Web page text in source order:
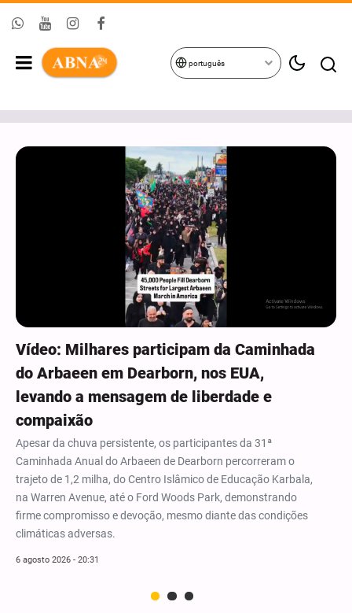
português
Vídeo: Milhares participam da Caminhada
do Arbaeen em Dearborn, nos EUA,
levando a mensagem de liberdade e
compaixão
Apesar da chuva persistente, os participantes da 31ª
Caminhada Anual do Arbaeen de Dearborn percorreram o
trajeto de 1,2 milha, do Centro Islâmico de Educação Karbala,
na Warren Avenue, até o Ford Woods Park, demonstrando
firme compromisso e devoção, mesmo diante das condições
climáticas adversas.
6 agosto 2026 - 20:31